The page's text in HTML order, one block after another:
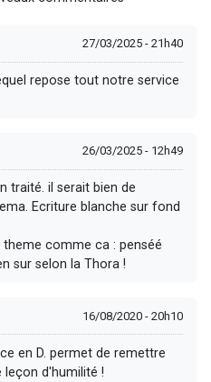
27/03/2025 - 21h40
repose tout notre service
26/03/2025 - 12h49
traité. il serait bien de
Ecriture blanche sur fond
comme ca : penséé
sur selon la Thora !
16/08/2020 - 20h10
en D. permet de remettre
leçon d'humilité !